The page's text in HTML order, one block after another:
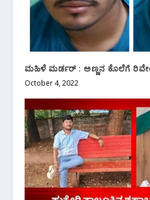
ಮಹಿಳೆ ಮರ್ಡರ್ : ಅಣ್ಣನ ಕೊಲೆಗೆ
October 4, 2022